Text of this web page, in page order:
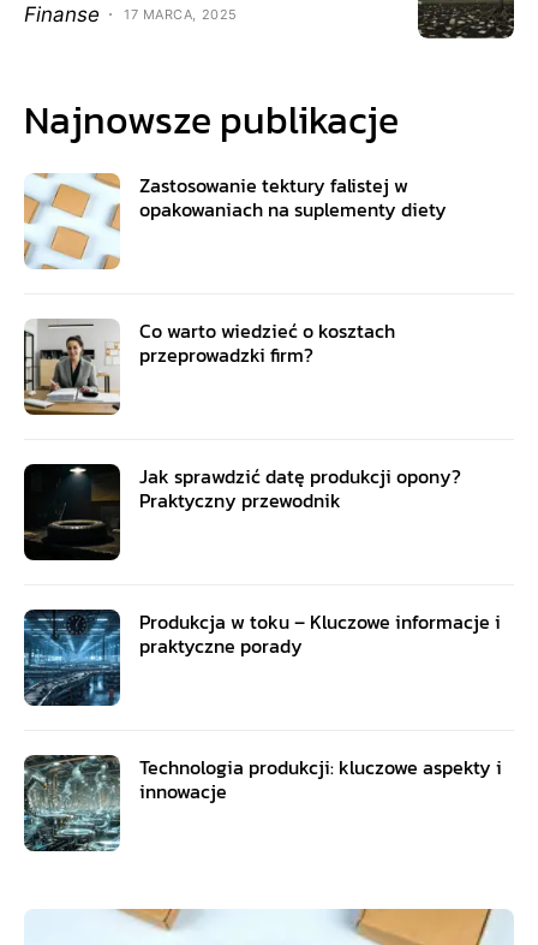
Finanse 17 MARCA, 2025
Najnowsze publikacje
Zastosowanie tektury falistej w
opakowaniach na suplementy diety
Co warto wiedzieć o kosztach
przeprowadzki firm?
Jak sprawdzić datę produkcji opony?
Praktyczny przewodnik
Produkcja w toku – Kluczowe informacje i
praktyczne porady
Technologia produkcji: kluczowe aspekty i
innowacje